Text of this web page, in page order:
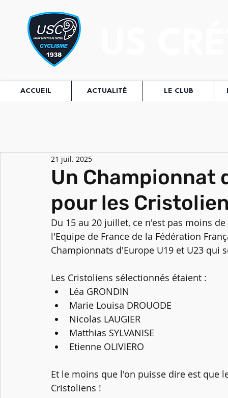
ACCUEIL ACTUALITÉ LE CLUB
Un Championnat
pour les
21 juil. 2025
Du 15 au 20 juillet, ce n'est pas moins
l'Equipe de France de la Fédération
Championnats d'Europe U19 et U23 qui
Les Cristoliens sélectionnés étaient :
Léa GRONDIN
Marie Louisa DROUODE
Nicolas LAUGIER
Matthias SYLVANISE
Etienne OLIVIERO
Et le moins que l'on puisse dire est
Cristoliens !